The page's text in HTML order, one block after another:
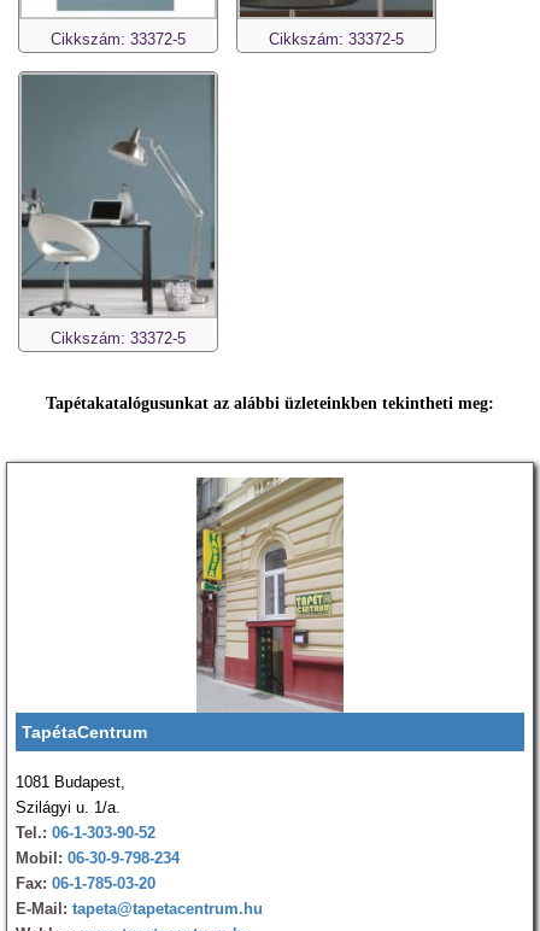
Cikkszám: 33372-5 Cikkszám: 33372-5
Cikkszám: 33372-5
Tapétakatalógusunkat az alábbi üzleteinkben tekintheti meg:
TapétaCentrum
1081 Budapest,
Szilágyi u. 1/a.
Tel.: 06-1-303-90-52
Mobil: 06-30-9-798-234
Fax: 06-1-785-03-20
E-Mail: tapeta@tapetacentrum.hu